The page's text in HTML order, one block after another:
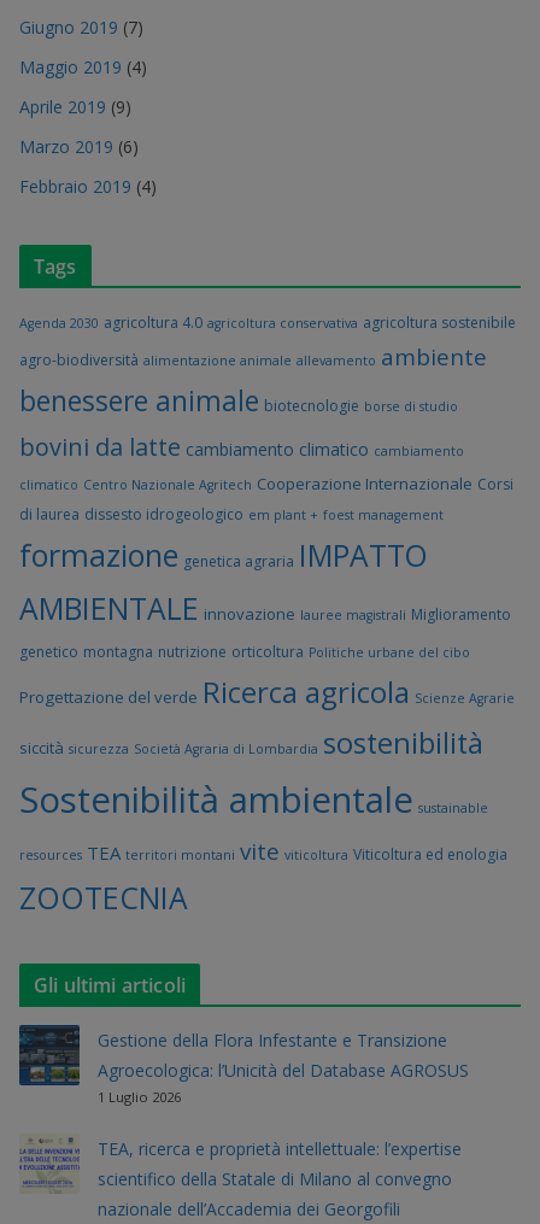
Giugno 2019 (7)
Maggio 2019 (4)
Aprile 2019 (9)
Marzo 2019 (6)
Febbraio 2019 (4)
Tags
Agenda 2030 agricoltura 4.0 agricoltura conservativa agricoltura sostenibile
agro-biodiversità alimentazione animale allevamento ambiente
benessere animale biotecnologie borse di studio
bovini da latte cambiamento climatico cambiamento
climatico Centro Nazionale Agritech Cooperazione Internazionale Corsi
di laurea dissesto idrogeologico em plant + foest management
formazione genetica agraria IMPATTO
AMBIENTALE innovazione lauree magistrali Miglioramento
genetico montagna nutrizione orticoltura Politiche urbane del cibo
Progettazione del verde Ricerca agricola Scienze Agrarie
siccità sicurezza Società Agraria di Lombardia sostenibilità
Sostenibilità ambientale sustainable
resources TEA territori montani vite viticoltura Viticoltura ed enologia
ZOOTECNIA
Gli ultimi articoli
Gestione della Flora Infestante e Transizione
Agroecologica: l’Unicità del Database AGROSUS
1 Luglio 2026
TEA, ricerca e proprietà intellettuale: l’expertise
scientifico della Statale di Milano al convegno
nazionale dell’Accademia dei Georgofili